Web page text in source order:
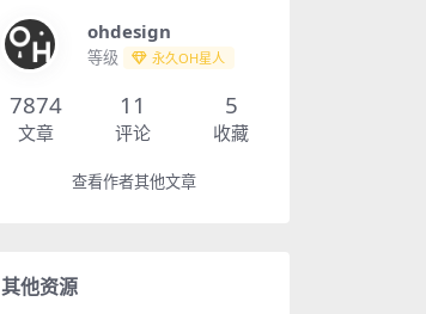
ohdesign
等级 永久OH星人
7874
文章
11
评论
5
收藏
查看作者其他文章
其他资源